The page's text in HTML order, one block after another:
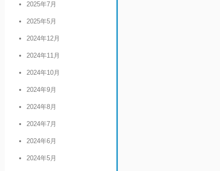
2025年7月
2025年5月
2024年12月
2024年11月
2024年10月
2024年9月
2024年8月
2024年7月
2024年6月
2024年5月